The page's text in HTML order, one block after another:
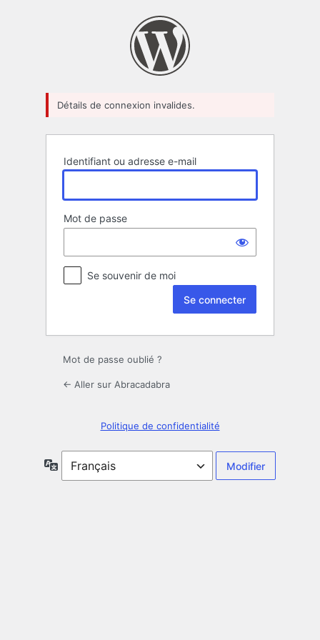
Détails de connexion invalides.
Identifiant ou adresse e-mail
Mot de passe
Se souvenir de moi
Mot de passe oublié ?
← Aller sur Abracadabra
Politique de confidentialité
Langue